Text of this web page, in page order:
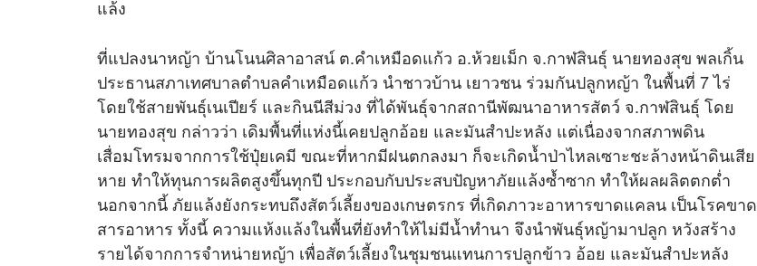
แล้ง
ที่แปลงนาหญ้า บ้านโนนศิลาอาสน์ ต.คำเหมือดแก้ว อ.ห้วยเม็ก จ.กาฬสินธุ์ นายทองสุข พลเกิ้น
ประธานสภาเทศบาลตำบลคำเหมือดแก้ว นำชาวบ้าน เยาวชน ร่วมกันปลูกหญ้า ในพื้นที่ 7 ไร่
โดยใช้สายพันธุ์เนเปียร์ และกินนีสีม่วง ที่ได้พันธุ์จากสถานีพัฒนาอาหารสัตว์ จ.กาฬสินธุ์ โดย
นายทองสุข กล่าวว่า เดิมพื้นที่แห่งนี้เคยปลูกอ้อย และมันสำปะหลัง แต่เนื่องจากสภาพดิน
เสื่อมโทรมจากการใช้ปุ๋ยเคมี ขณะที่หากมีฝนตกลงมา ก็จะเกิดน้ำป่าไหลเซาะชะล้างหน้าดินเสีย
หาย ทำให้ทุนการผลิตสูงขึ้นทุกปี ประกอบกับประสบปัญหาภัยแล้งซ้ำซาก ทำให้ผลผลิตตกต่ำ
นอกจากนี้ ภัยแล้งยังกระทบถึงสัตว์เลี้ยงของเกษตรกร ที่เกิดภาวะอาหารขาดแคลน เป็นโรคขาด
สารอาหาร ทั้งนี้ ความแห้งแล้งในพื้นที่ยังทำให้ไม่มีน้ำทำนา จึงนำพันธุ์หญ้ามาปลูก หวังสร้าง
รายได้จากการจำหน่ายหญ้า เพื่อสัตว์เลี้ยงในชุมชนแทนการปลูกข้าว อ้อย และมันสำปะหลัง